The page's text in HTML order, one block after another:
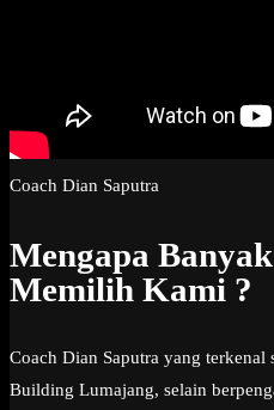
Coach Dian Saputra
Mengapa
Memilih Kami ?
Coach Dian Saputra yang terkenal
Building Lumajang, selain